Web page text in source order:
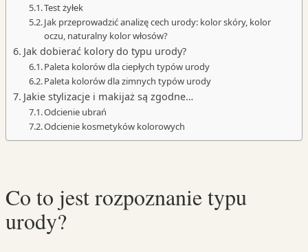
Test żyłek
Jak przeprowadzić analizę cech urody: kolor skóry, kolor
oczu, naturalny kolor włosów?
Jak dobierać kolory do typu urody?
Paleta kolorów dla ciepłych typów urody
Paleta kolorów dla zimnych typów urody
Jakie stylizacje i makijaż są zgodne…
Odcienie ubrań
Odcienie kosmetyków kolorowych
Co to jest rozpoznanie typu
urody?